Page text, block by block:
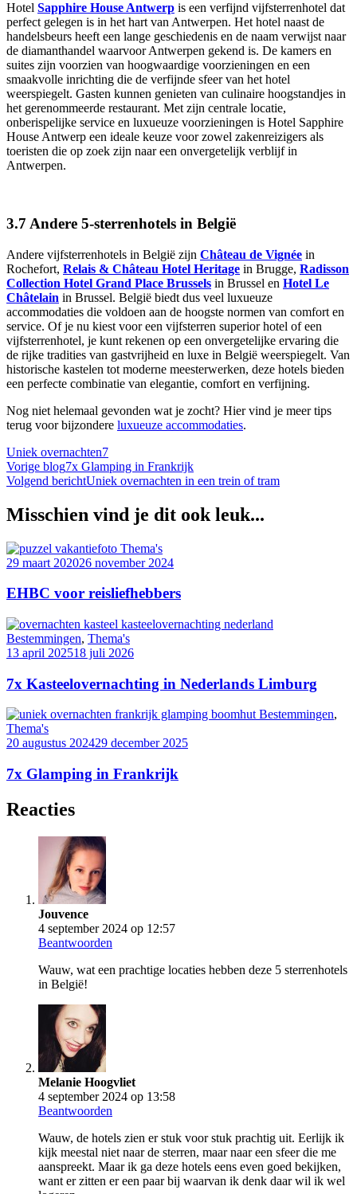
Hotel Sapphire House Antwerp is een verfijnd vijfsterrenhotel dat
perfect gelegen is in het hart van Antwerpen. Het hotel naast de
handelsbeurs heeft een lange geschiedenis en de naam verwijst naar
de diamanthandel waarvoor Antwerpen gekend is. De kamers en
suites zijn voorzien van hoogwaardige voorzieningen en een
smaakvolle inrichting die de verfijnde sfeer van het hotel
weerspiegelt. Gasten kunnen genieten van culinaire hoogstandjes in
het gerenommeerde restaurant. Met zijn centrale locatie,
onberispelijke service en luxueuze voorzieningen is Hotel Sapphire
House Antwerp een ideale keuze voor zowel zakenreizigers als
toeristen die op zoek zijn naar een onvergetelijk verblijf in
Antwerpen.
3.7 Andere 5-sterrenhotels in België
Andere vijfsterrenhotels in België zijn Château de Vignée in
Rochefort, Relais & Château Hotel Heritage in Brugge, Radisson
Collection Hotel Grand Place Brussels in Brussel en Hotel Le
Châtelain in Brussel. België biedt dus veel luxueuze
accommodaties die voldoen aan de hoogste normen van comfort en
service. Of je nu kiest voor een vijfsterren superior hotel of een
vijfsterrenhotel, je kunt rekenen op een onvergetelijke ervaring die
de rijke tradities van gastvrijheid en luxe in België weerspiegelt. Van
historische kastelen tot moderne meesterwerken, deze hotels bieden
een perfecte combinatie van elegantie, comfort en verfijning.
Nog niet helemaal gevonden wat je zocht? Hier vind je meer tips
terug voor bijzondere luxueuze accommodaties.
Uniek overnachten7
Bericht
navigatie
Vorige blog7x Glamping in Frankrijk
Volgend berichtUniek overnachten in een trein of tram
Misschien vind je dit ook leuk...
Thema's
29 maart 202026 november 2024
EHBC voor reisliefhebbers
Bestemmingen, Thema's
13 april 202518 juli 2026
7x Kasteelovernachting in Nederlands Limburg
Bestemmingen,
Thema's
20 augustus 202429 december 2025
7x Glamping in Frankrijk
Reacties
Jouvence
4 september 2024 op 12:57
Beantwoorden
Wauw, wat een prachtige locaties hebben deze 5 sterrenhotels
in België!
Melanie Hoogvliet
4 september 2024 op 13:58
Beantwoorden
Wauw, de hotels zien er stuk voor stuk prachtig uit. Eerlijk ik
kijk meestal niet naar de sterren, maar naar een sfeer die me
aanspreekt. Maar ik ga deze hotels eens even goed bekijken,
want er zitten er een paar bij waarvan ik denk daar wil ik wel